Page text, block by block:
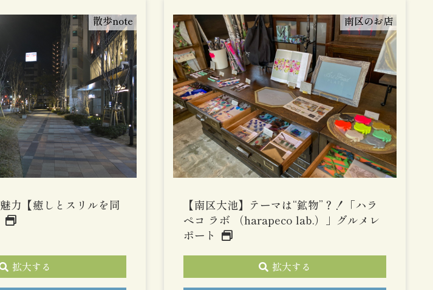
散歩note
力【癒しとスリルを同
拡大する
南区のお店
【南区大池】テーマは“鉱物”？！「ハラ
ペコ ラボ （harapeco lab.）」グルメレ
ポート
拡大する